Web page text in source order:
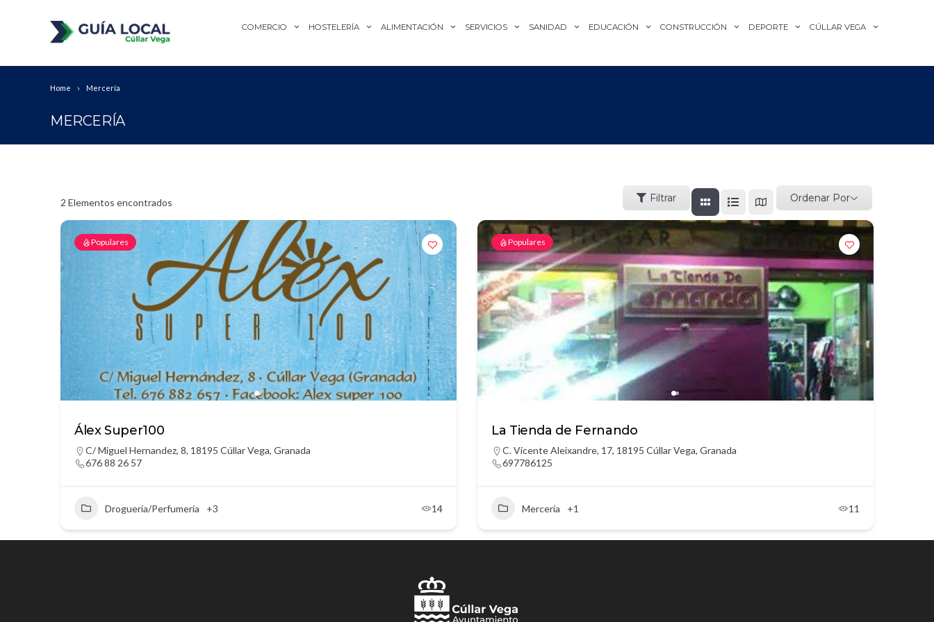
COMERCIO HOSTELERÍA ALIMENTACIÓN SERVICIOS SANIDAD EDUCACIÓN CONSTRUCCIÓN DEPORTE CÚLLAR VEGA
Home Mercería
MERCERÍA
2 Elementos encontrados Filtrar Ordenar Por
Populares
Álex Super100
C/ Miguel Hernandez, 8, 18195 Cúllar Vega, Granada
676 88 26 57
Droguería/Perfumería +3 14
Populares
La Tienda de Fernando
C. Vicente Aleixandre, 17, 18195 Cúllar Vega, Granada
697786125
Mercería +1 11